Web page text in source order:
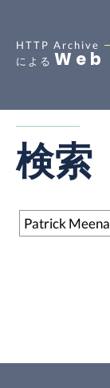
HTTP Archive
による
検索
検索